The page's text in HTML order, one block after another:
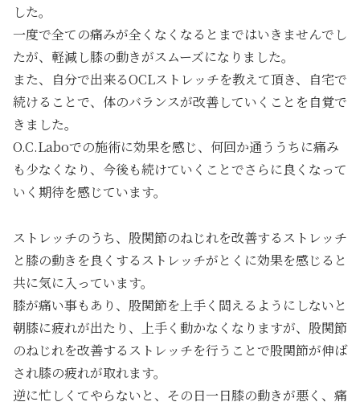
した。
一度で全ての痛みが全くなくなるとまではいきませんでし
たが、軽減し膝の動きがスムーズになりました。
また、自分で出来るOCLストレッチを教えて頂き、自宅で
続けることで、体のバランスが改善していくことを自覚で
きました。
O.C.Laboでの施術に効果を感じ、何回か通ううちに痛み
も少なくなり、今後も続けていくことでさらに良くなって
いく期待を感じています。
ストレッチのうち、股関節のねじれを改善するストレッチ
と膝の動きを良くするストレッチがとくに効果を感じると
共に気に入っています。
膝が痛い事もあり、股関節を上手く閊えるようにしないと
朝膝に疲れが出たり、上手く動かなくなりますが、股関節
のねじれを改善するストレッチを行うことで股関節が伸ば
され膝の疲れが取れます。
逆に忙しくてやらないと、その日一日膝の動きが悪く、痛